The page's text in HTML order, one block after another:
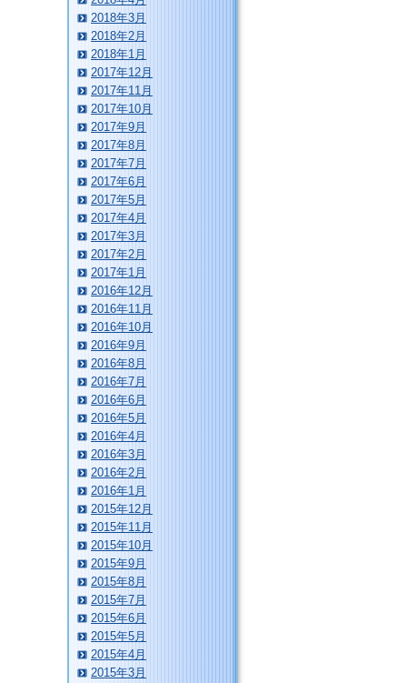
2018年3月
2018年2月
2018年1月
2017年12月
2017年11月
2017年10月
2017年9月
2017年8月
2017年7月
2017年6月
2017年5月
2017年4月
2017年3月
2017年2月
2017年1月
2016年12月
2016年11月
2016年10月
2016年9月
2016年8月
2016年7月
2016年6月
2016年5月
2016年4月
2016年3月
2016年2月
2016年1月
2015年12月
2015年11月
2015年10月
2015年9月
2015年8月
2015年7月
2015年6月
2015年5月
2015年4月
2015年3月